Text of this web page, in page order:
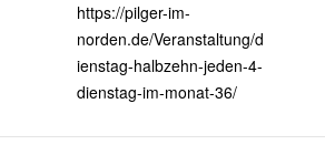
https://pilger-im-
norden.de/Veranstaltung/d
ienstag-halbzehn-jeden-4-
dienstag-im-monat-36/